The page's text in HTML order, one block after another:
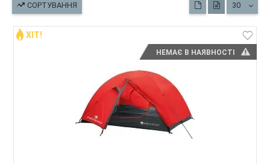
СОРТУВАННЯ 30
НЕМАЄ В НАЯВНОСТІ
ХІТ!